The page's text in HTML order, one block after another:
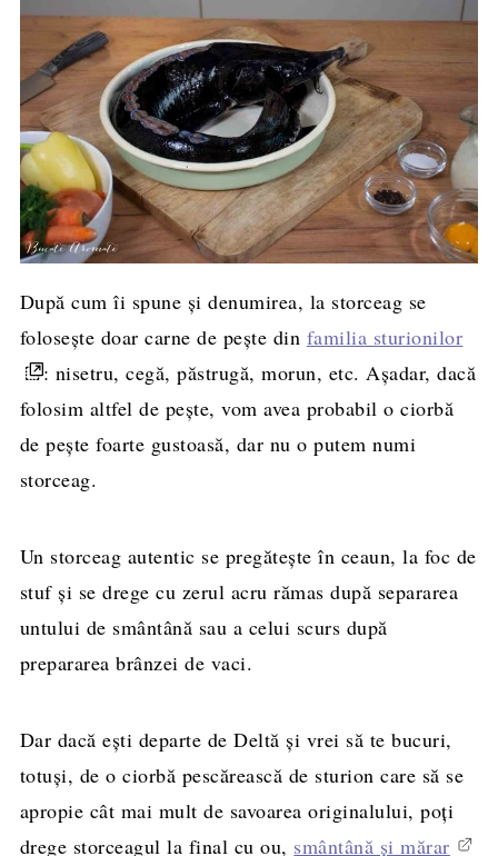
După cum îi spune și denumirea, la storceag se
folosește doar carne de pește din familia sturionilor
: nisetru, cegă, păstrugă, morun, etc. Așadar, dacă
folosim altfel de pește, vom avea probabil o ciorbă
de pește foarte gustoasă, dar nu o putem numi
storceag.
Un storceag autentic se pregătește în ceaun, la foc de
stuf și se drege cu zerul acru rămas după separarea
untului de smântână sau a celui scurs după
prepararea brânzei de vaci.
Dar dacă ești departe de Deltă și vrei să te bucuri,
totuși, de o ciorbă pescărească de sturion care să se
apropie cât mai mult de savoarea originalului, poți
drege storceagul la final cu ou, smântână și mărar